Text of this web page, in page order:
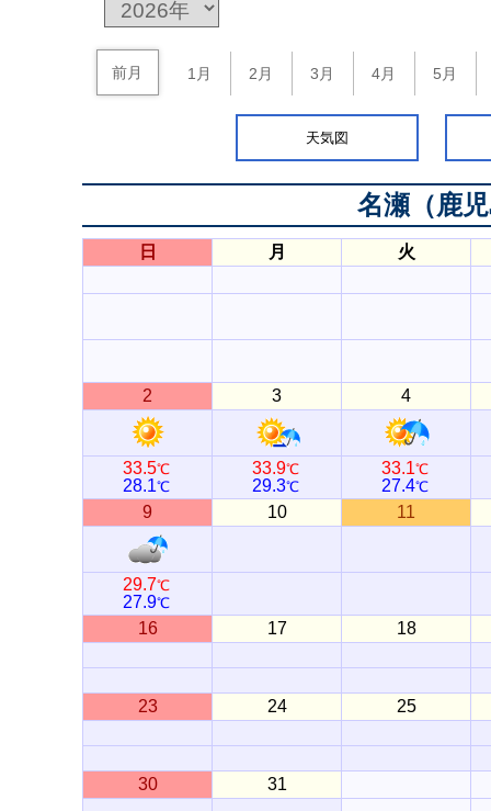
前月 1月 2月 3月 4月 5月
天気図
名瀬（鹿
日 月 火
2 3 4
33.5℃
28.1℃
33.9℃
29.3℃
33.1℃
27.4℃
9 10 11
29.7℃
27.9℃
16 17 18
23 24 25
30 31